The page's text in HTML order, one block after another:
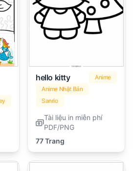
hello kitty
Anime
Anime Nhật Bản
Sanrio
Tài liệu in miễn phí
PDF/PNG
77 Trang